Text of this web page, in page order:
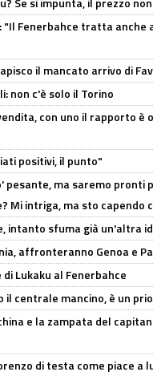
"Il Fenerbahce tratta
il mancato arrivo di
non c'è solo il Torino
con uno il rapporto
positivi, il punto"
pesante, ma saremo pronti
Mi intriga, ma sto capendo
intanto sfuma già un'altra
affronteranno Genoa e
Lukaku al Fenerbahce
il centrale mancino, è un
e la zampata del
di testa come piace a